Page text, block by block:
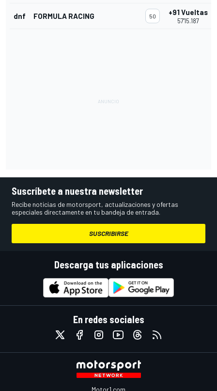
dnf FORMULA RACING 50 +91 Vueltas
57'15.187
Suscríbete a nuestra newsletter
Recibe noticias de motorsport, actualizaciones y ofertas
especiales directamente en tu bandeja de entrada.
SUSCRIBIRSE
Descarga tus aplicaciones
En redes sociales
Motor1.com